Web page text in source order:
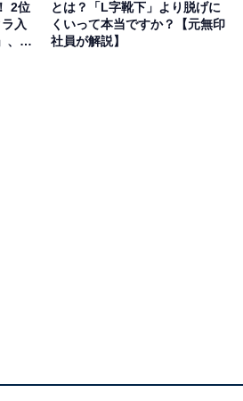
った理由ではじかれていたもの
2位
入
、1
とは？「L字靴下」より脱げに
くいって本当ですか？【元無印
社員が解説】